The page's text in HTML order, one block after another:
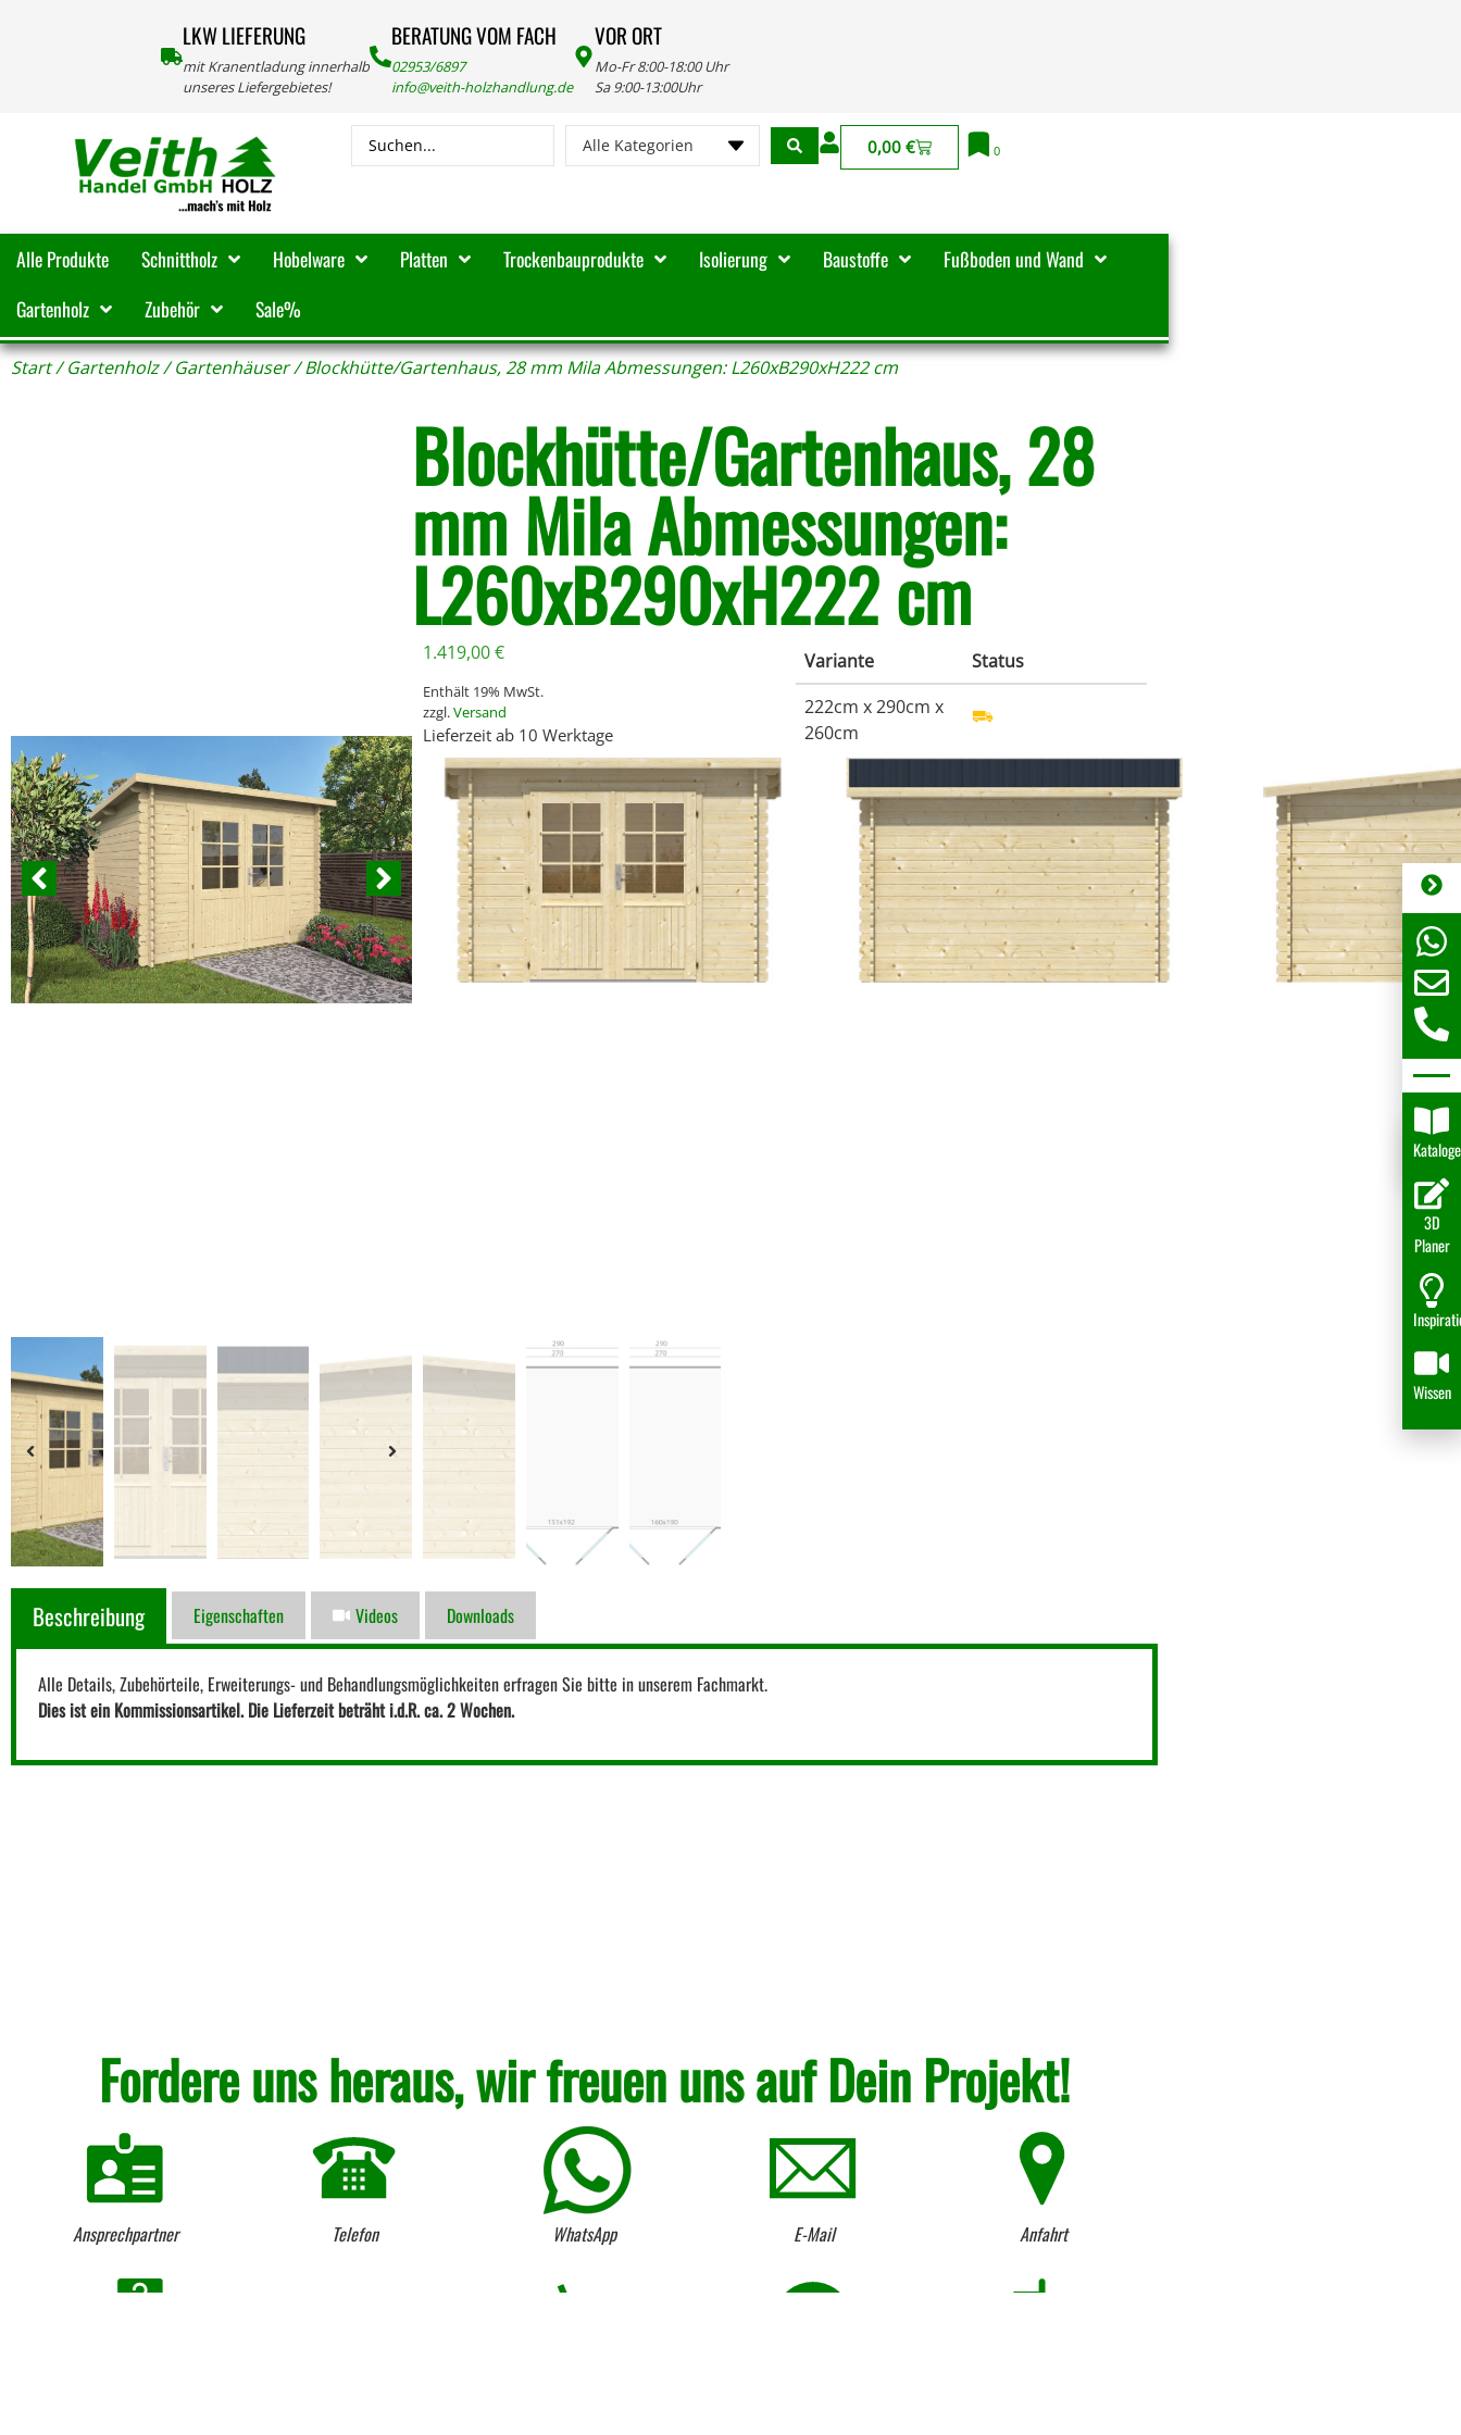
LKW LIEFERUNG
mit Kranentladung innerhalb
unseres Liefergebietes!
BERATUNG VOM FACH
02953/6897
info@veith-holzhandlung.de
VOR ORT
Mo-Fr 8:00-18:00 Uhr
Sa 9:00-13:00Uhr
Alle Kategorien 0,00 € 0
Alle Produkte Schnittholz Hobelware Platten Trockenbauprodukte Isolierung Baustoffe
Fußboden und Wand
Gartenholz
Zubehör Sale%
Start/Gartenholz/Gartenhäuser/ Blockhütte/Gartenhaus, 28 mm Mila Abmessungen: L260xB290xH222 cm
Blockhütte/Gartenhaus, 28
mm Mila Abmessungen:
L260xB290xH222 cm
1.419,00€
Enthält 19% MwSt.
zzgl.Versand
Lieferzeit ab 10 Werktage
IN DEN WARENKORB
Variante
Status
222cm x 290cm x
260cm
Nicht auf Lager, bitte anfragen. Tel:
Bestellware
Projektpreis anfragen*
*Bei größeren Mengen erstellen wir Dir gerne ein individuelles Angebot zu attraktiven Konditionen.
Beschreibung Eigenschaften Videos Downloads
Alle Details, Zubehörteile, Erweiterungs- und Behandlungsmöglichkeiten erfragen Sie bitte in unserem Fachmarkt.
Dies ist ein Kommissionsartikel. Die Lieferzeit beträht i.d.R. ca. 2 Wochen.
Fordere uns heraus, wir freuen uns auf Dein Projekt!
Ansprechpartner Telefon WhatsApp E-Mail Anfahrt
Kataloge
3D
Planer
Wissen